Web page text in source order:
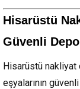
Hisarüstü
Güvenli
Hisarüstü
eşyalarının